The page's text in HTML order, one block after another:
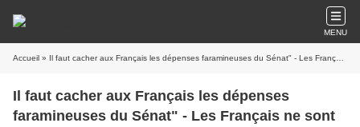
MENU
Accueil » Il faut cacher aux Français les dépenses faramineuses du Sénat" - Les Français ne sont pas "capables" de comprendre, il faut donc leur cacher les dépenses du Sénat pour éviter leurs réflexions "idiotes"
Il faut cacher aux Français les dépenses
faramineuses du Sénat" - Les Français ne sont